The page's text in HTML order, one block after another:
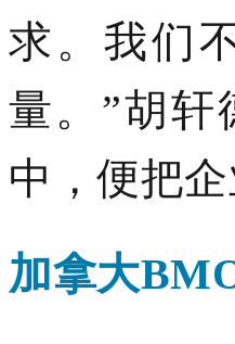
求。我们
量。 ”胡轩
中，便把
加拿大